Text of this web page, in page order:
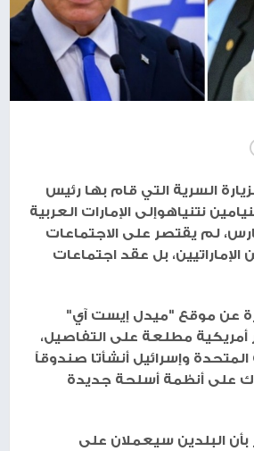
السرية التي قام بها رئيس
نتنياهوإلى الإمارات العربية
في 26 مارس، لم يقتصر على الاجتماعات
بل عقد اجتماعات
عن موقع "ميدل إيست آي"
أمريكية مطلعة على التفاصيل،
المتحدة وإسرائيل أنشأتا صندوقاً
على أنظمة أسلحة جديدة
بأن البلدين سيعملان على